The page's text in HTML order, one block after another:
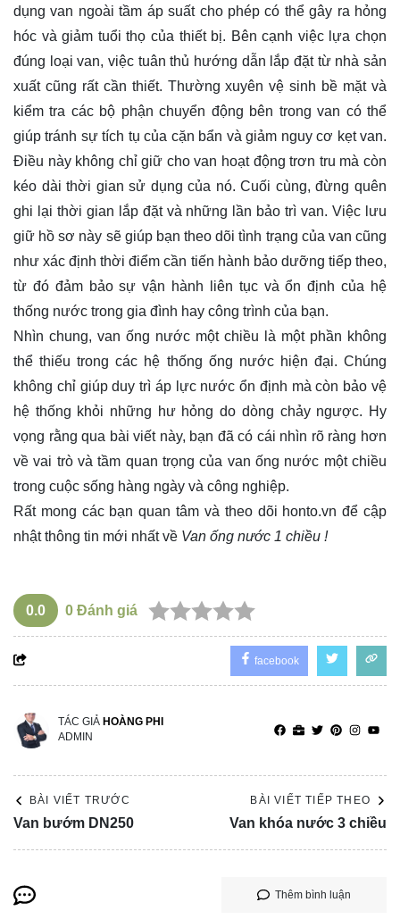
dụng van ngoài tầm áp suất cho phép có thể gây ra hỏng
hóc và giảm tuổi thọ của thiết bị. Bên cạnh việc lựa chọn
đúng loại van, việc tuân thủ hướng dẫn lắp đặt từ nhà sản
xuất cũng rất cần thiết. Thường xuyên vệ sinh bề mặt và
kiểm tra các bộ phận chuyển động bên trong van có thể
giúp tránh sự tích tụ của cặn bẩn và giảm nguy cơ kẹt van.
Điều này không chỉ giữ cho van hoạt động trơn tru mà còn
kéo dài thời gian sử dụng của nó. Cuối cùng, đừng quên
ghi lại thời gian lắp đặt và những lần bảo trì van. Việc lưu
giữ hồ sơ này sẽ giúp bạn theo dõi tình trạng của van cũng
như xác định thời điểm cần tiến hành bảo dưỡng tiếp theo,
từ đó đảm bảo sự vận hành liên tục và ổn định của hệ
thống nước trong gia đình hay công trình của bạn.
Nhìn chung, van ống nước một chiều là một phần không
thể thiếu trong các hệ thống ống nước hiện đại. Chúng
không chỉ giúp duy trì áp lực nước ổn định mà còn bảo vệ
hệ thống khỏi những hư hỏng do dòng chảy ngược. Hy
vọng rằng qua bài viết này, bạn đã có cái nhìn rõ ràng hơn
về vai trò và tầm quan trọng của van ống nước một chiều
trong cuộc sống hàng ngày và công nghiệp.
Rất mong các bạn quan tâm và theo dõi honto.vn để cập
nhật thông tin mới nhất về Van ống nước 1 chiều !
0.0 0 Đánh giá
facebook
TÁC GIẢ HOÀNG PHI
ADMIN
BÀI VIẾT TRƯỚC
Van bướm DN250
BÀI VIẾT TIẾP THEO
Van khóa nước 3 chiều
Thêm bình luận